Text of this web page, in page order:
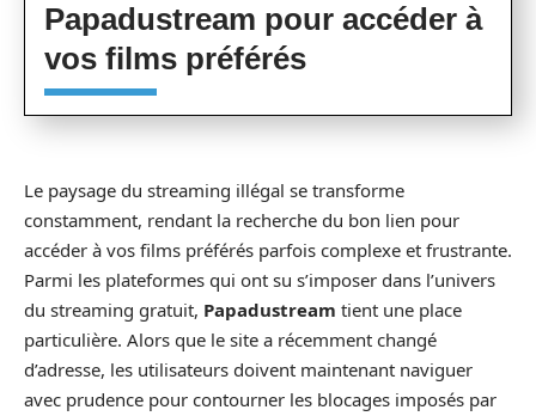
Papadustream pour accéder à
vos films préférés
Le paysage du streaming illégal se transforme
constamment, rendant la recherche du bon lien pour
accéder à vos films préférés parfois complexe et frustrante.
Parmi les plateformes qui ont su s’imposer dans l’univers
du streaming gratuit, Papadustream tient une place
particulière. Alors que le site a récemment changé
d’adresse, les utilisateurs doivent maintenant naviguer
avec prudence pour contourner les blocages imposés par